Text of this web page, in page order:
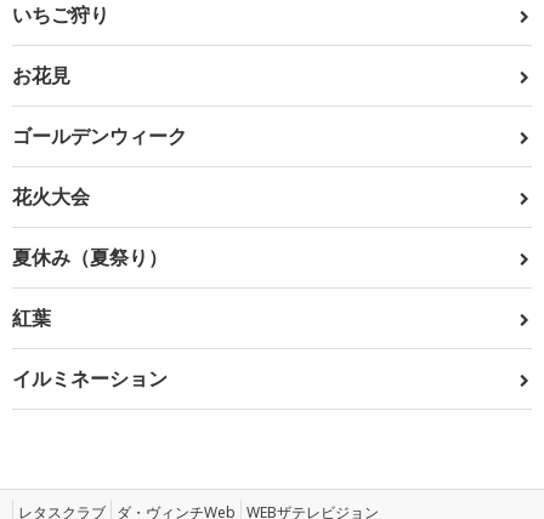
いちご狩り
お花見
ゴールデンウィーク
花火大会
夏休み（夏祭り）
紅葉
イルミネーション
レタスクラブ ダ・ヴィンチWeb WEBザテレビジョン